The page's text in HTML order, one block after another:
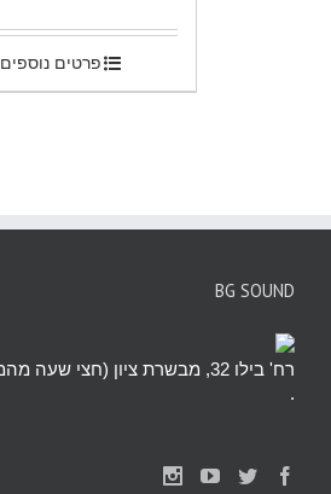
פרטים נוספים
BG SOUND
רח' בילו 32, מבשרת ציון (חצי שעה מהמרכז)
.